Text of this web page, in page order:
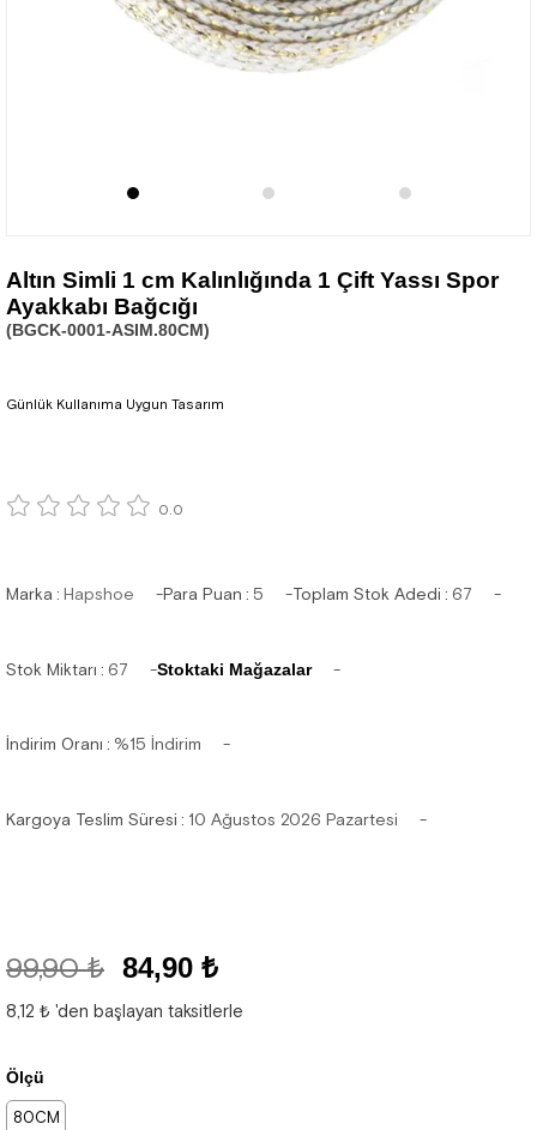
Altın Simli 1 cm Kalınlığında 1 Çift Yassı Spor
Ayakkabı Bağcığı
(BGCK-0001-ASIM.80CM)
Günlük Kullanıma Uygun Tasarım
0.0
Marka : Hapshoe Para Puan : 5 Toplam Stok Adedi : 67
Stok Miktarı : 67 Stoktaki Mağazalar
İndirim Oranı : %15 İndirim
Kargoya Teslim Süresi : 10 Ağustos 2026 Pazartesi
99,90 ₺ 84,90 ₺
8,12 ₺ 'den başlayan taksitlerle
Ölçü
80CM